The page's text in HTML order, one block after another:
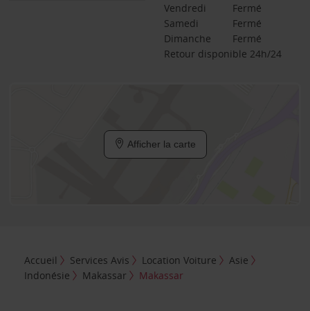
Vendredi
Fermé
Samedi
Fermé
Dimanche
Fermé
Retour disponible 24h/24
Afficher la carte
Accueil Services Avis Location Voiture
Asie
Indonésie
Makassar Makassar